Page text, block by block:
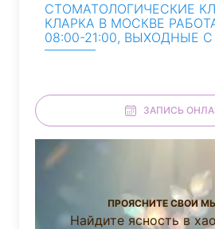
СТОМАТОЛОГИЧЕСКИЕ
КЛАРКА В МОСКВЕ
08:00-21:00, ВЫХОДНЫЕ С
ЗАПИСЬ
ПРОЯСНИТЕ СВОИ
Найдите ясность в